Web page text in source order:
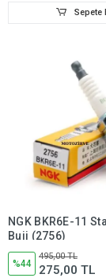
Sepete
NGK BKR6E-11
Buji (2756)
%44
495,00 TL
275,00 TL